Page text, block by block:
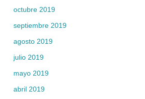
octubre 2019
septiembre 2019
agosto 2019
julio 2019
mayo 2019
abril 2019